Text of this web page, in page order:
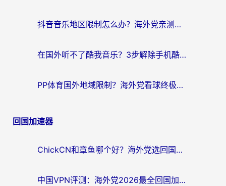
抖音音乐地区限制怎么办？海外党亲测有效的听歌自由指南
在国外听不了酷我音乐？3步解除手机酷我音乐海外限制，附实测好用加速器
PP体育国外地域限制？海外党看球终极方案：从欧洲杯到奥运会，中文解说不卡顿！
回国加速器
ChickCN和章鱼哪个好？海外党选回国加速器的3个关键维度 + 实用避坑指南
中国VPN评测：海外党2026最全回国加速器选择指南，告别地区限制不踩坑